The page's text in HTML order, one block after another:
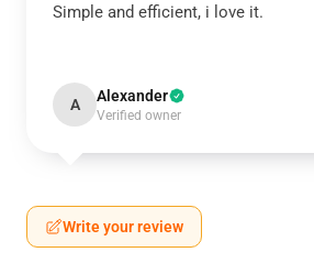
Simple and efficient, i love it.
A Alexander
Verified owner
Write your review